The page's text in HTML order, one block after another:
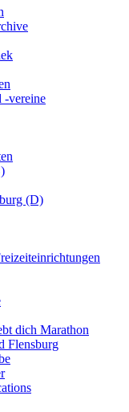
-vereine
(D)
dich Marathon
Flensburg